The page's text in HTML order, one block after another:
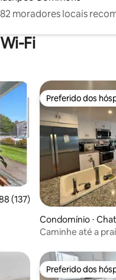
moradores locais
Fi
de uma avaliação média de
(137)
Preferido dos
Preferido dos
Condomínio ⋅
Caminhe até a
Preferido dos
Preferido dos